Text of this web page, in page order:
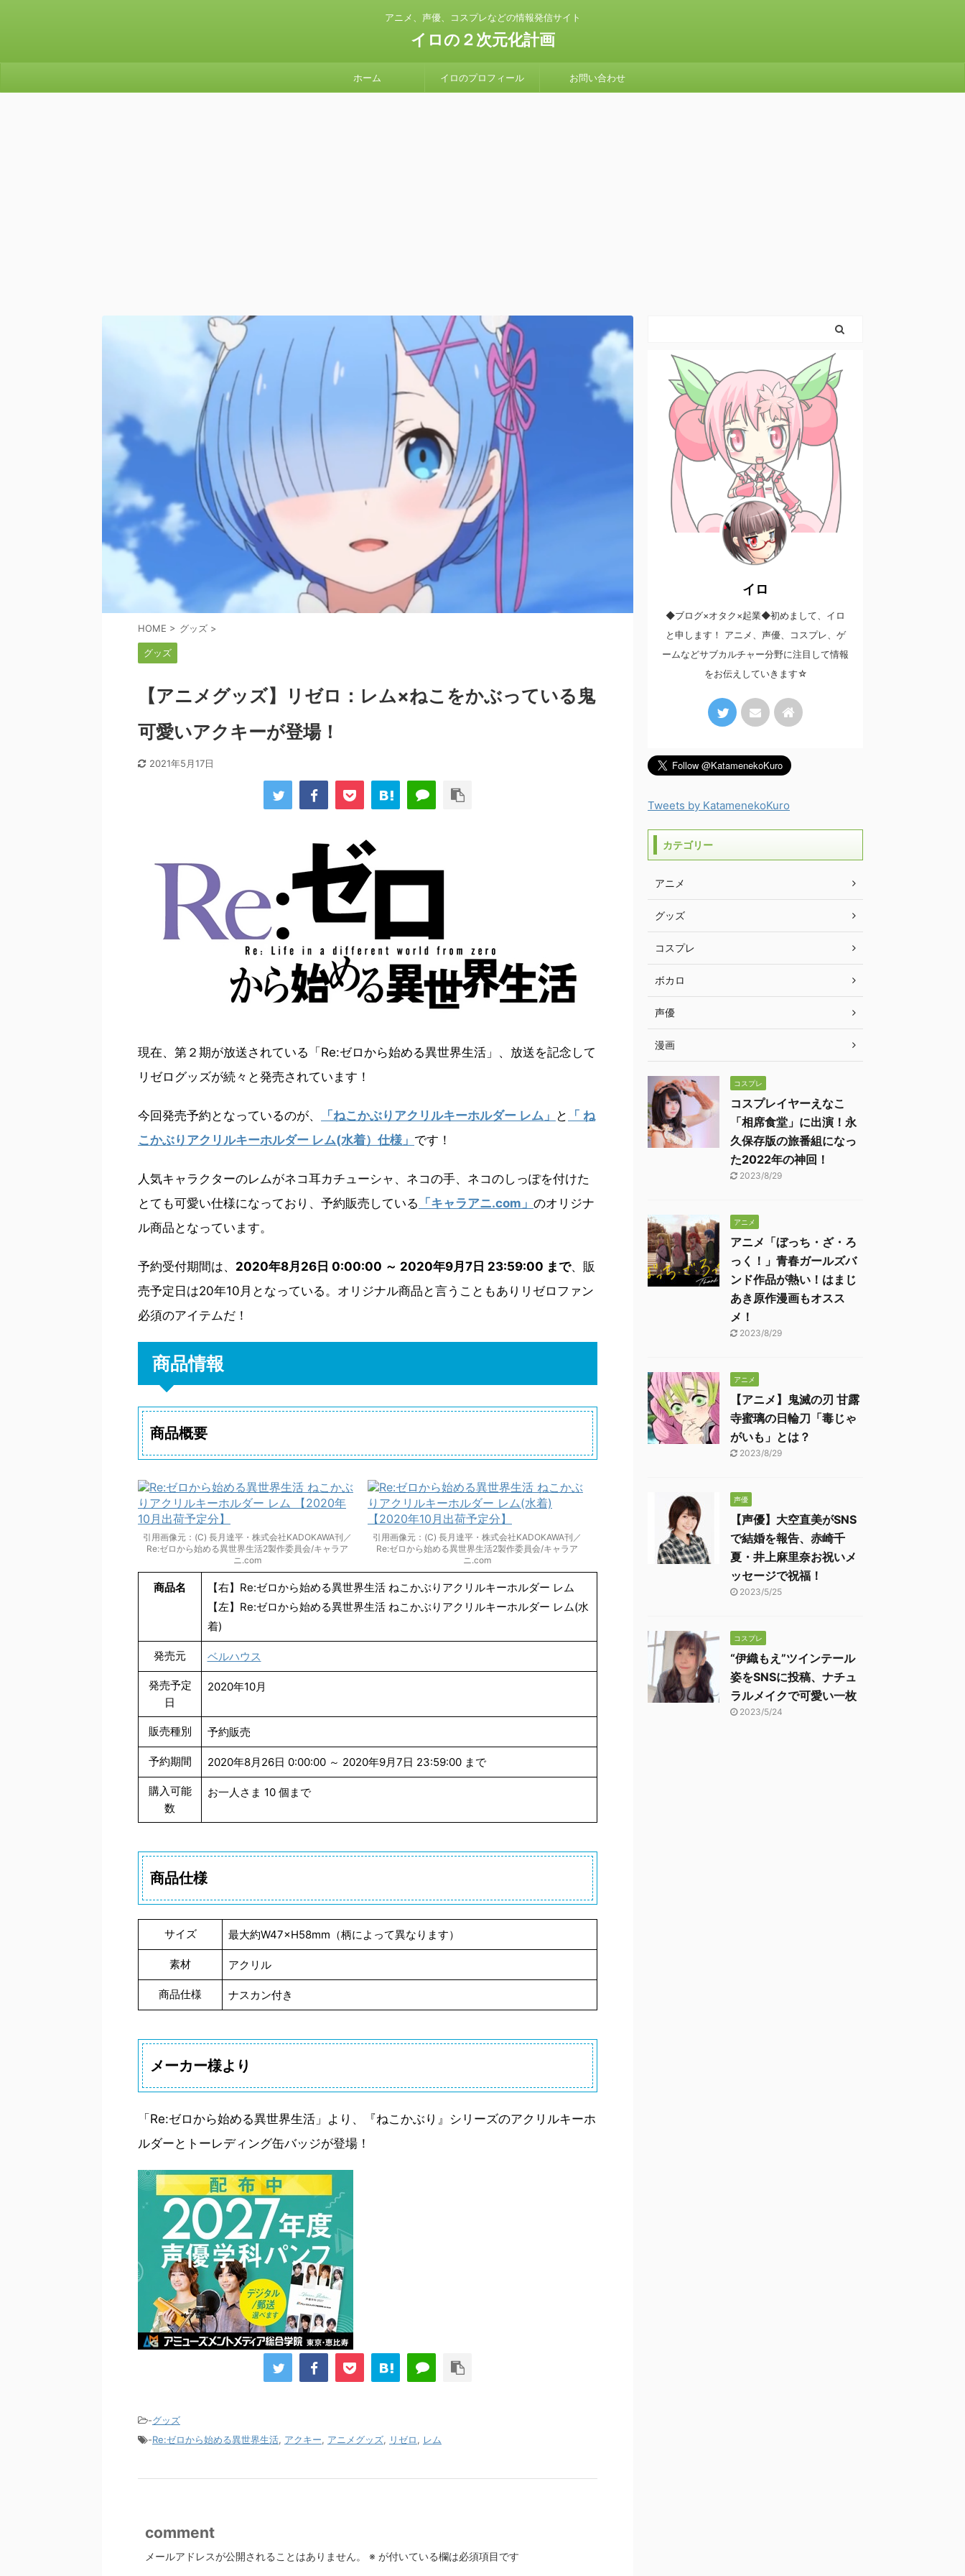
アニメ、声優、コスプレなどの情報発信サイト
イロの２次元化計画
ホーム イロのプロフィール お問い合わせ
HOME > グッズ >
グッズ
【アニメグッズ】リゼロ：レム×ねこをかぶっている鬼
可愛いアクキーが登場！
2021年5月17日
現在、第２期が放送されている「Re:ゼロから始める異世界生活」、放送を記念して
リゼログッズが続々と発売されています！
今回発売予約となっているのが、 「ねこかぶりアクリルキーホルダー レム」 と
「 ね
こかぶりアクリルキーホルダー レム(水着）仕様」 です！
人気キャラクターのレムがネコ耳カチューシャ、ネコの手、ネコのしっぽを付けた
とても可愛い仕様になっており、予約販売している 「キャラアニ.com」 のオリジナ
ル商品となっています。
予約受付期間は、 2020年8月26日 0:00:00 ～ 2020年9月7日 23:59:00 まで、販
売予定日は20年10月となっている。オリジナル商品と言うこともありリゼロファン
必須のアイテムだ！
商品情報
商品概要
引用画像元：(C) 長月達平・株式会社KADOKAWA刊／
Re:ゼロから始める異世界生活2製作委員会/キャラア
ニ.com
引用画像元：(C) 長月達平・株式会社KADOKAWA刊／
Re:ゼロから始める異世界生活2製作委員会/キャラア
ニ.com
商品名
【右】Re:ゼロから始める異世界生活 ねこかぶりアクリルキーホルダー レム
【左】Re:ゼロから始める異世界生活 ねこかぶりアクリルキーホルダー レム(水
着)
発売元 ベルハウス
発売予定
日
2020年10月
販売種別 予約販売
予約期間 2020年8月26日 0:00:00 ～ 2020年9月7日 23:59:00 まで
購入可能
数
お一人さま 10 個まで
商品仕様
サイズ 最大約W47×H58mm（柄によって異なります）
素材 アクリル
商品仕様 ナスカン付き
メーカー様より
「Re:ゼロから始める異世界生活」より、『ねこかぶり』シリーズのアクリルキーホ
ルダーとトーレディング缶バッジが登場！
-グッズ
-Re:ゼロから始める異世界生活, アクキー, アニメグッズ, リゼロ, レム
comment
メールアドレスが公開されることはありません。 ※ が付いている欄は必須項目です
イロ
◆ブログ×オタク×起業◆初めまして、イロ
と申します！ アニメ、声優、コスプレ、ゲ
ームなどサブカルチャー分野に注目して情報
をお伝えしていきます☆
Tweets by KatamenekoKuro
カテゴリー
アニメ
グッズ
コスプレ
ボカロ
声優
漫画
コスプレ
コスプレイヤーえなこ
「相席食堂」に出演！永
久保存版の旅番組になっ
た2022年の神回！
2023/8/29
アニメ
アニメ「ぼっち・ざ・ろ
っく！」青春ガールズバ
ンド作品が熱い！はまじ
あき原作漫画もオスス
メ！
2023/8/29
アニメ
【アニメ】鬼滅の刃 甘露
寺蜜璃の日輪刀「毒じゃ
がいも」とは？
2023/8/29
声優
【声優】大空直美がSNS
で結婚を報告、赤崎千
夏・井上麻里奈お祝いメ
ッセージで祝福！
2023/5/25
コスプレ
“伊織もえ”ツインテール
姿をSNSに投稿、ナチュ
ラルメイクで可愛い一枚
2023/5/24